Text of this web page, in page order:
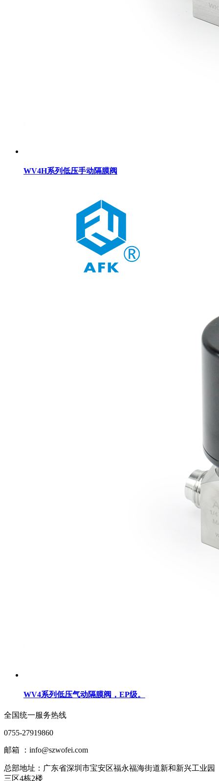
WV4H系列低压手动隔膜阀
WV4系列低压气动隔膜阀，EP级。
全国统一服务热线
0755-27919860
邮箱 ：info@szwofei.com
总部地址： 广东省深圳市宝安区福永福海街道新和新兴工业园
三区4栋2楼